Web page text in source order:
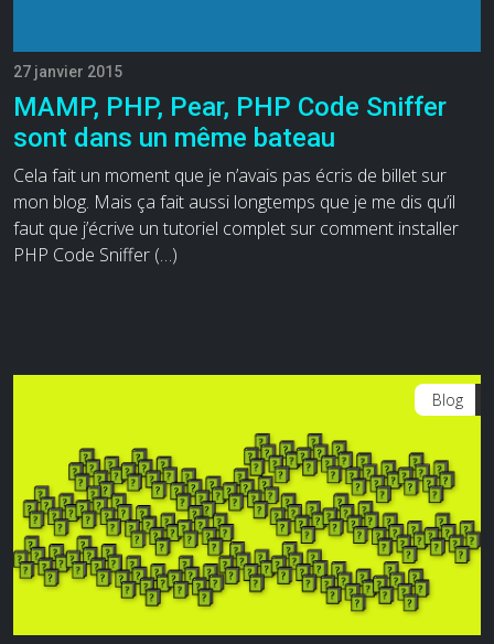
27 janvier 2015
MAMP, PHP, Pear, PHP Code Sniffer
sont dans un même bateau
Cela fait un moment que je n’avais pas écris de billet sur
mon blog. Mais ça fait aussi longtemps que je me dis qu’il
faut que j’écrive un tutoriel complet sur comment installer
PHP Code Sniffer (…)
Blog